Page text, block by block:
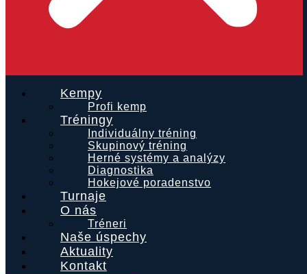
Kempy
Profi kemp
Tréningy
Individuálny tréning
Skupinový tréning
Herné systémy a analýzy
Diagnostika
Hokejové poradenstvo
Turnaje
O nás
Tréneri
Naše úspechy
Aktuality
Kontakt